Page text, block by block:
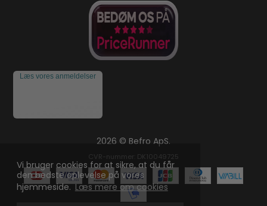
Vi bruger cookies for at sikre, at du får
den bedste oplevelse på vores
hjemmeside.Læs mere om cookies
Læs vores anmeldelser
2026 © Befro ApS.
CVR-nummer: DK10049725